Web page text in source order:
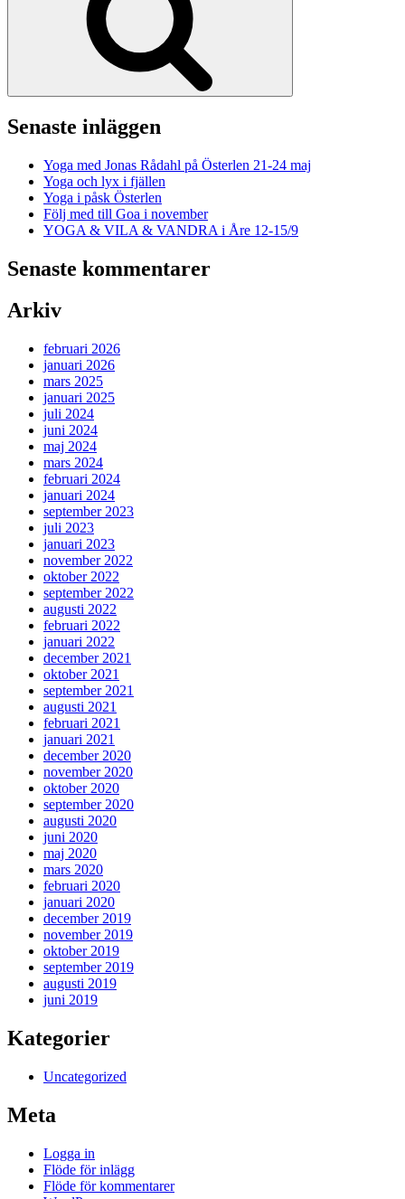
Senaste inläggen
Yoga med Jonas Rådahl på Österlen 21-24 maj
Yoga och lyx i fjällen
Yoga i påsk Österlen
Följ med till Goa i november
YOGA & VILA & VANDRA i Åre 12-15/9
Senaste kommentarer
Arkiv
februari 2026
januari 2026
mars 2025
januari 2025
juli 2024
juni 2024
maj 2024
mars 2024
februari 2024
januari 2024
september 2023
juli 2023
januari 2023
november 2022
oktober 2022
september 2022
augusti 2022
februari 2022
januari 2022
december 2021
oktober 2021
september 2021
augusti 2021
februari 2021
januari 2021
december 2020
november 2020
oktober 2020
september 2020
augusti 2020
juni 2020
maj 2020
mars 2020
februari 2020
januari 2020
december 2019
november 2019
oktober 2019
september 2019
augusti 2019
juni 2019
Kategorier
Uncategorized
Meta
Logga in
Flöde för inlägg
Flöde för kommentarer